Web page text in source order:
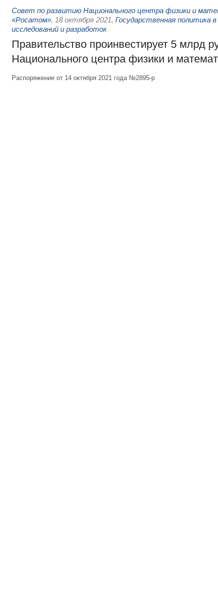
Совет по развитию Национального центра физики и
«Росатом», 18 октября 2021, Государственная политика
исследований и разработок
Правительство проинвестирует 5 млрд
Национального центра физики и
Распоряжение от 14 октября 2021 года №2895-р